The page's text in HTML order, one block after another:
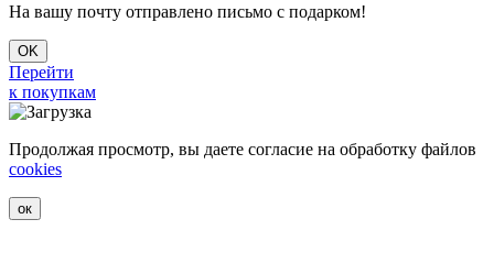
На вашу почту отправлено письмо с подарком!
OK
Перейти
к покупкам
Продолжая просмотр, вы даете согласие на обработку файлов
cookies
ок